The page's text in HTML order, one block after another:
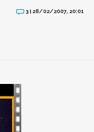
3 | 28/02/2007, 20:01